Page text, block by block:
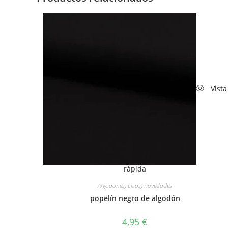
Vista
rápida
Algodones,Lisos,novedades
popelín negro de algodón
4,95€